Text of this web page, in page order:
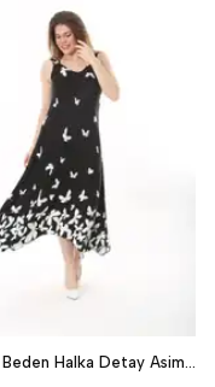
Büyük Beden Halka Detay Asimetrik Elbise - Kelebek